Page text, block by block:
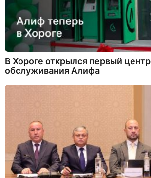
В Хороге открылся первый центр
обслуживания Алифа